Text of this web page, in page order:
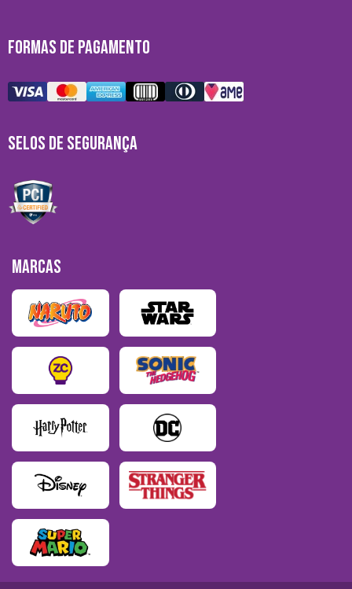
FORMAS DE PAGAMENTO
SELOS DE SEGURANÇA
MARCAS